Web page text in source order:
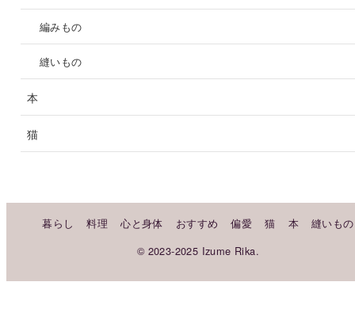
編みもの
縫いもの
本
猫
暮らし 料理 心と身体 おすすめ 偏愛 猫 本
縫いもの
© 2023-2025 Izume Rika.